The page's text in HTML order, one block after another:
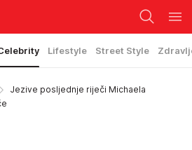
Lifestyle Street Style
Jezive posljednje riječi Michaela